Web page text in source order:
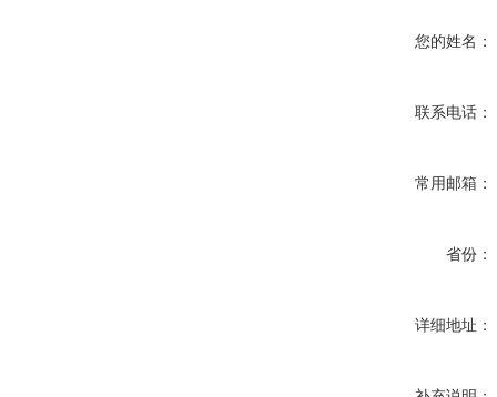
您的姓名：
联系电话：
常用邮箱：
省份：
详细地址：